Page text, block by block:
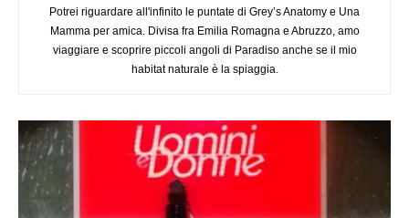
Potrei riguardare all'infinito le puntate di Grey’s Anatomy e Una
Mamma per amica. Divisa fra Emilia Romagna e Abruzzo, amo
viaggiare e scoprire piccoli angoli di Paradiso anche se il mio
habitat naturale è la spiaggia.